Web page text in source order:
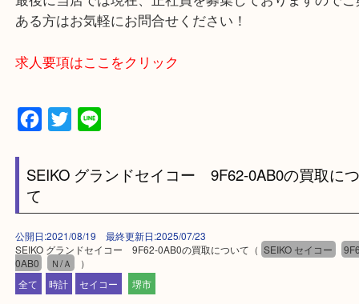
・出張買取エリア
堺市・堺市南区・堺市中区
堺市北区・堺市東区和泉市
泉大津市・岸和田市・富田林市
上記に記載がないエリアでもご相談ください。
・事前相談はお電話で解決